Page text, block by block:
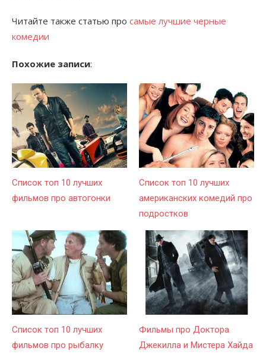
Читайте также статью про самые лучшие черные
комедии
Похожие записи:
Список топ 10 лучших
фильмов про автогонки
Список топ 10 лучших
американских комедий про
подростков
Список топ 10 лучших
фильмов про рыбалку
Фильмы про Доктора
Джекилла и Мистера Хайда